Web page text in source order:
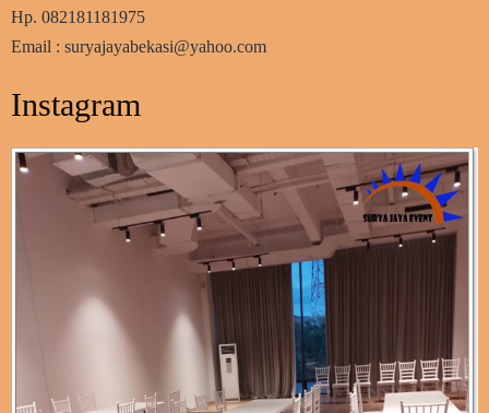
Hp. 082181181975
Email : suryajayabekasi@yahoo.com
Instagram